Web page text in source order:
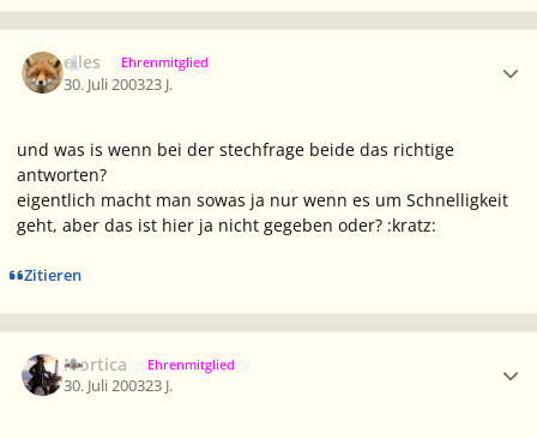
elles Ehrenmitglied
30. Juli 200323 J.
und was is wenn bei der stechfrage beide das richtige
antworten?
eigentlich macht man sowas ja nur wenn es um Schnelligkeit
geht, aber das ist hier ja nicht gegeben oder? :kratz:
Zitieren
Mortica Ehrenmitglied
30. Juli 200323 J.